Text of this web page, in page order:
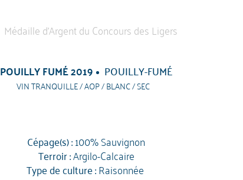
POUILLY FUMÉ 2019 POUILLY-FUMÉ
VIN TRANQUILLE / AOP / BLANC / SEC
Cépage(s) :100% Sauvignon
Terroir :Argilo-Calcaire
Type de culture :Raisonnée